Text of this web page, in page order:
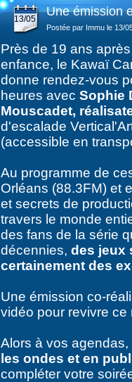
13/05
Une émission
Postée par Immu le 13/
Près de 19 ans
enfance, le Kawaï
donne rendez-vous
heures avec Sophie
Mouscadet,
d'escalade
(accessible en
Au programme de
Orléans (88.3FM) et
et secrets de
travers le monde
des fans de la série
décennies,des jeux
certainement des
Une émission co-
vidéo pour revivre ce
Alors à vos
les ondes et en
compléter votre